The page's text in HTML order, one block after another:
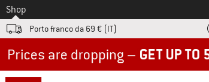
Allo
Shop
Porto franco da 69 € (IT)